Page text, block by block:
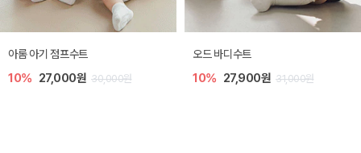
모나 아기 블라우스 세트 [SIZE ~6Y] 로미나 라운지 셋업